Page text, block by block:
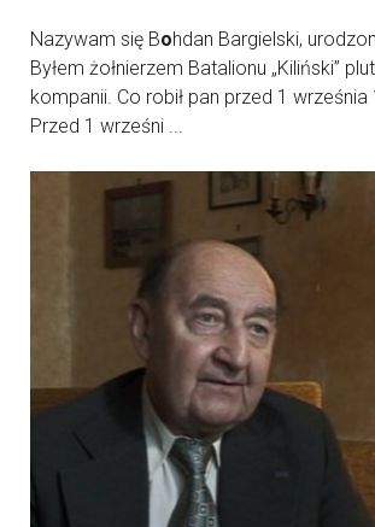
Nazywam się Bohdan Bargielski,
Byłem żołnierzem Batalionu „Kiliński”
kompanii. Co robił pan przed 1 września
Przed 1 wrześni ...